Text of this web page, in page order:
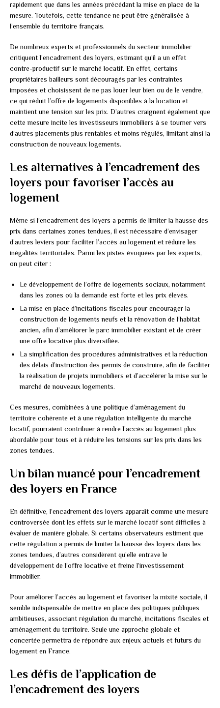
rapidement que dans les années précédant la mise en place de la
mesure. Toutefois, cette tendance ne peut être généralisée à
l’ensemble du territoire français.
De nombreux experts et professionnels du secteur immobilier
critiquent l’encadrement des loyers, estimant qu’il a un effet
contre-productif sur le marché locatif. En effet, certains
propriétaires bailleurs sont découragés par les contraintes
imposées et choisissent de ne pas louer leur bien ou de le vendre,
ce qui réduit l’offre de logements disponibles à la location et
maintient une tension sur les prix. D’autres craignent également que
cette mesure incite les investisseurs immobiliers à se tourner vers
d’autres placements plus rentables et moins régulés, limitant ainsi la
construction de nouveaux logements.
Les alternatives à l’encadrement des
loyers pour favoriser l’accès au
logement
Même si l’encadrement des loyers a permis de limiter la hausse des
prix dans certaines zones tendues, il est nécessaire d’envisager
d’autres leviers pour faciliter l’accès au logement et réduire les
inégalités territoriales. Parmi les pistes évoquées par les experts,
on peut citer :
Le développement de l’offre de logements sociaux, notamment
dans les zones où la demande est forte et les prix élevés.
La mise en place d’incitations fiscales pour encourager la
construction de logements neufs et la rénovation de l’habitat
ancien, afin d’améliorer le parc immobilier existant et de créer
une offre locative plus diversifiée.
La simplification des procédures administratives et la réduction
des délais d’instruction des permis de construire, afin de faciliter
la réalisation de projets immobiliers et d’accélérer la mise sur le
marché de nouveaux logements.
Ces mesures, combinées à une politique d’aménagement du
territoire cohérente et à une régulation intelligente du marché
locatif, pourraient contribuer à rendre l’accès au logement plus
abordable pour tous et à réduire les tensions sur les prix dans les
zones tendues.
Un bilan nuancé pour l’encadrement
des loyers en France
En définitive, l’encadrement des loyers apparaît comme une mesure
controversée dont les effets sur le marché locatif sont difficiles à
évaluer de manière globale. Si certains observateurs estiment que
cette régulation a permis de limiter la hausse des loyers dans les
zones tendues, d’autres considèrent qu’elle entrave le
développement de l’offre locative et freine l’investissement
immobilier.
Pour améliorer l’accès au logement et favoriser la mixité sociale, il
semble indispensable de mettre en place des politiques publiques
ambitieuses, associant régulation du marché, incitations fiscales et
aménagement du territoire. Seule une approche globale et
concertée permettra de répondre aux enjeux actuels et futurs du
logement en France.
Les défis de l’application de
l’encadrement des loyers